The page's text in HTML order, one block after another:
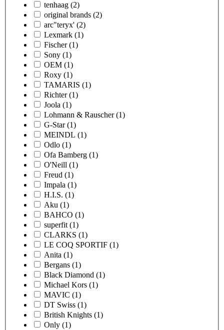
tenhaag (2)
original brands (2)
arc"teryx' (2)
Lexmark (1)
Fischer (1)
Sony (1)
OEM (1)
Roxy (1)
TAMARIS (1)
Richter (1)
Joola (1)
Lohmann & Rauscher (1)
G-Star (1)
MEINDL (1)
Odlo (1)
Ofa Bamberg (1)
O'Neill (1)
Freud (1)
Impala (1)
H.I.S. (1)
Aku (1)
BAHCO (1)
superfit (1)
CLARKS (1)
LE COQ SPORTIF (1)
Anita (1)
Bergans (1)
Black Diamond (1)
Michael Kors (1)
MAVIC (1)
DT Swiss (1)
British Knights (1)
Only (1)